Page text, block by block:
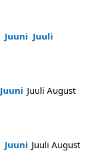
Juuni Juuli
Juuni Juuli August
Juuni Juuli August